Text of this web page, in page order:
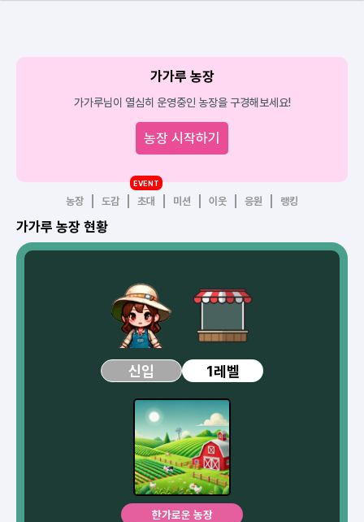
가가루 농장
가가루님이 열심히 운영중인 농장을 구경해보세요!
농장 시작하기
농장 도감 초대
EVENT
미션 이웃 응원 랭킹
가가루 농장 현황
신입 1레벨
한가로운 농장